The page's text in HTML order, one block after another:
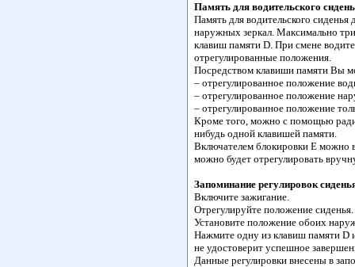
Память для водительского
Память для водительского
наружных зеркал. Максимально
клавиш памяти D. При смене
отрегулированные положения.
Посредством клавиши памяти Вы
– отрегулированное положение
– отрегулированное положение
– отрегулированное положение
Кроме того, можно с помощью
нибудь одной клавишей памяти.
Включателем блокировки Е можно
можно будет отрегулировать
Запоминание регулировок
Включите зажигание.
Отрегулируйте положение сиденья.
Установите положение обоих
Нажмите одну из клавиш памяти D
не удостоверит успешное
Данные регулировки внесены в